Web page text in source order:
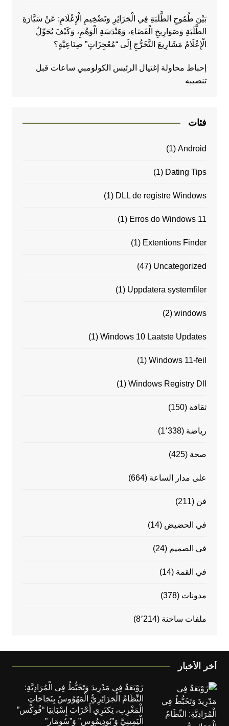
بَيْنَ طُمُوحِ الطَّلَبَةِ فِي الْجَزَائِرِ وَتَضْخِيمِ الْإِعْلَامِ: عَنْ سَيَّارَةِ
الطَّلَبَةِ وَصَوَارِيخِ الْفَضَاءِ، وَهَنْدَسَةِ الْوَهْمِ، وَكَيْفَ يُحَوِّلُ
الْإِعْلَامُ مَشَارِيعَ التَّخَرُّجِ إِلَى “مُعْجِزَاتٍ” صِنَاعِيَّةٍ؟
إحباط محاولة إغتيال الرئيس الكولومبي ساعات قبل
تنصيبه
فئات
Android
(1)
Dating Tips
(1)
DLL de registre Windows
(1)
Erros do Windows 11
(1)
Extentions Finder
(1)
Uncategorized
(47)
Uppdatera systemfiler
(1)
windows
(2)
Windows 10 Laatste Updates
(1)
Windows 11-feil
(1)
Windows Registry Dll
(1)
ثقافة (150)
رياضة (1٬338)
صحة (425)
على مدار الساعة (664)
فن (211)
في الحضيض (14)
في الصميم (24)
في القمة (14)
مدونات (378)
ملفات ساخنة (8٬214)
أخر الأخبار
زَوْبَعَةٌ فِي مَدْرِيدَ وَتَخَبُّطٌ فِي الْمُرَادِيَّةِ:
النِّظَامُ الْجَزَائِرِيُّ الْمَهْوُوسُ بِنَجَاحَاتِ
الْمَغْرِبِ، يَكتَرِي أَحْزَابَ إِسْبَانِيَا “فُوكْس”
الْيَمِينِيَّ وَ”بُودِيمُوس” وَ”سُومَار”